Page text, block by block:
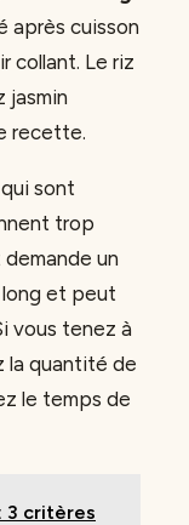
après cuisson
collant. Le riz
jasmin
recette.
sont
trop
un
et peut
vous tenez à
la quantité de
le temps de
3 critères